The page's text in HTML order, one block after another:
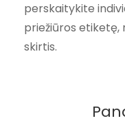
perskaitykite
priežiūros etiketę,
skirtis.